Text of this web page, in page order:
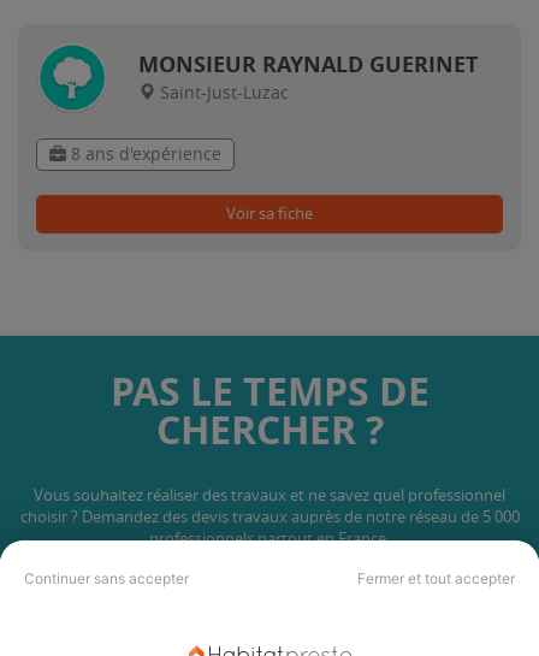
Continuer sans accepter Fermer et tout accepter
MONSIEUR RAYNALD GUERINET
Saint-Just-Luzac
8 ans d'expérience
Voir sa fiche
PAS LE TEMPS DE
CHERCHER ?
Vous souhaitez réaliser des travaux et ne savez quel professionnel
choisir ? Demandez des devis travaux auprès de notre réseau de 5 000
professionnels partout en France.